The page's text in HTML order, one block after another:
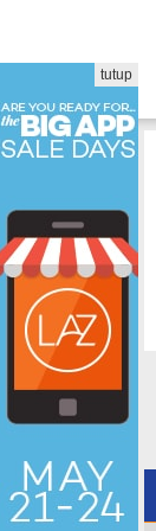
tutup